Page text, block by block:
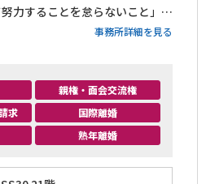
力することを怠らないこと」の
事務所詳細を見る
親権・面会交流権
求
国際離婚
熟年離婚